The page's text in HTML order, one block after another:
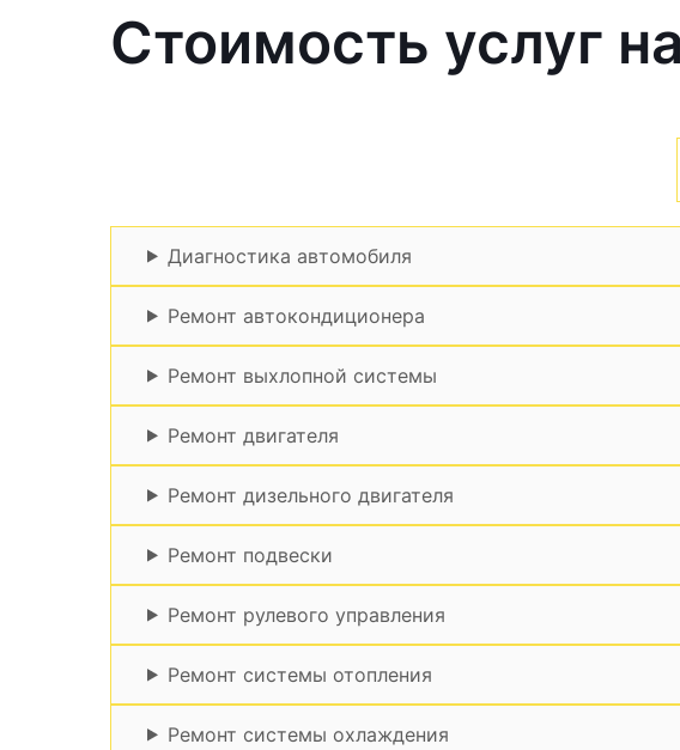
Стоимость услуг
Диагностика автомобиля
Ремонт автокондиционера
Ремонт выхлопной системы
Ремонт двигателя
Ремонт дизельного двигателя
Ремонт подвески
Ремонт рулевого управления
Ремонт системы отопления
Ремонт системы охлаждения